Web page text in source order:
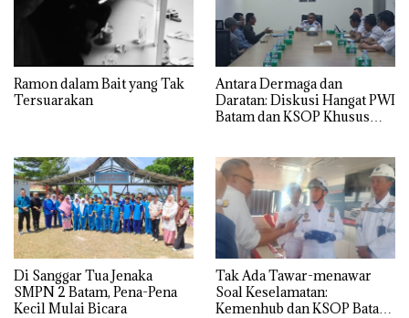
Ramon dalam Bait yang Tak
Tersuarakan
Antara Dermaga dan
Daratan: Diskusi Hangat PWI
Batam dan KSOP Khusus
Di Sanggar Tua Jenaka
SMPN 2 Batam, Pena-Pena
Kecil Mulai Bicara
Tak Ada Tawar-menawar
Soal Keselamatan:
Kemenhub dan KSOP Batam